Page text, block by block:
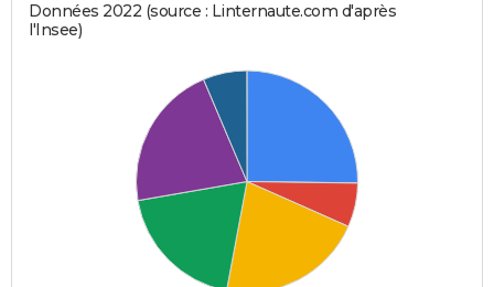
Données 2022 (source : Linternaute.com d'après
l'Insee)